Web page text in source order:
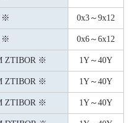
※ 0x3～9x12
※ 0x6～6x12
ZTIBOR ※ 1Y～40Y
ZTIBOR ※ 1Y～40Y
ZTIBOR ※ 1Y～40Y